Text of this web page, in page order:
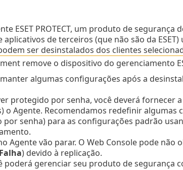
ESET PROTECT, um produto de segurança
de terceiros (que não são da ESET)
ser desinstalados dos clientes
remove o dispositivo do gerenciamento
algumas configurações após a
protegido por senha, você deverá fornecer
o Agente. Recomendamos redefinir algumas
senha) para as configurações padrão
Agente vão parar. O Web Console pode não
Falha) devido à replicação.
poderá gerenciar seu produto de segurança